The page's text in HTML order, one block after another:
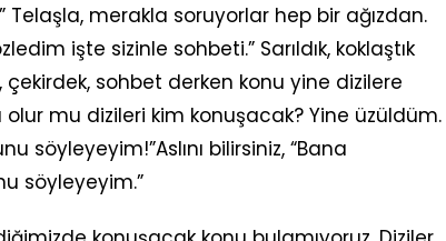
Telaşla, merakla soruyorlar hep bir ağızdan.
işte sizinle sohbeti.” Sarıldık, koklaştık
çekirdek, sohbet derken konu yine dizilere
mu dizileri kim konuşacak? Yine üzüldüm.
söyleyeyim!”Aslını bilirsiniz, “Bana
söyleyeyim.”